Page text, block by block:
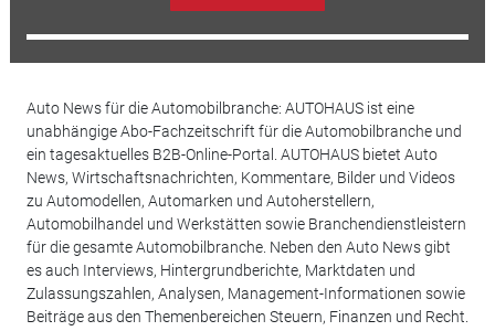
Auto News für die Automobilbranche: AUTOHAUS ist eine
unabhängige Abo-Fachzeitschrift für die Automobilbranche und
ein tagesaktuelles B2B-Online-Portal. AUTOHAUS bietet Auto
News, Wirtschaftsnachrichten, Kommentare, Bilder und Videos
zu Automodellen, Automarken und Autoherstellern,
Automobilhandel und Werkstätten sowie Branchendienstleistern
für die gesamte Automobilbranche. Neben den Auto News gibt
es auch Interviews, Hintergrundberichte, Marktdaten und
Zulassungszahlen, Analysen, Management-Informationen sowie
Beiträge aus den Themenbereichen Steuern, Finanzen und Recht.